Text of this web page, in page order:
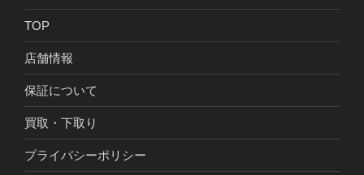
TOP
店舗情報
保証について
買取・下取り
プライバシーポリシー